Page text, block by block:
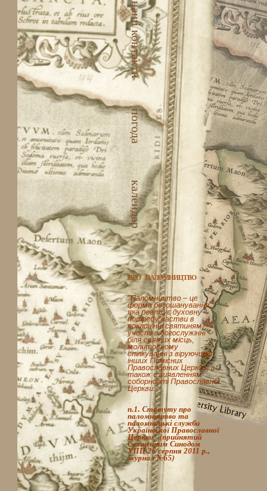
наші контакти
погода
календар
ПРО ПАЛОМНИЦТВО
"Паломництво – це
форма богошанування,
яка реалізує духовну
потребу пастви в
поклонінні святиням,
участі в богослужінні
біля святих місць,
молитовному
спілкуванні з віруючими
інших Помісних
Православних Церков, а
також є виявленням
соборності Православної
Церкви."
п.1. Статуту про
паломництво та
паломницькі служби
Української Православної
Церкви" (прийнятий
Священним Синодом
УПЦ 26 серпня 2011 р.,
журнал №65)